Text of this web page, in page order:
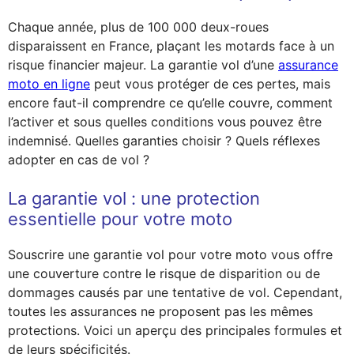
Chaque année, plus de 100 000 deux-roues
disparaissent en France, plaçant les motards face à un
risque financier majeur. La garantie vol d’une assurance
moto en ligne peut vous protéger de ces pertes, mais
encore faut-il comprendre ce qu’elle couvre, comment
l’activer et sous quelles conditions vous pouvez être
indemnisé. Quelles garanties choisir ? Quels réflexes
adopter en cas de vol ?
La garantie vol : une protection
essentielle pour votre moto
Souscrire une garantie vol pour votre moto vous offre
une couverture contre le risque de disparition ou de
dommages causés par une tentative de vol. Cependant,
toutes les assurances ne proposent pas les mêmes
protections. Voici un aperçu des principales formules et
de leurs spécificités.